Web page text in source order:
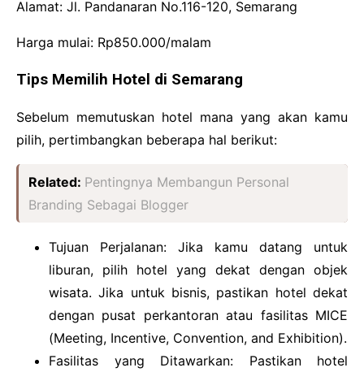
Alamat: Jl. Pandanaran No.116-120, Semarang
Harga mulai: Rp850.000/malam
Tips Memilih Hotel di Semarang
Sebelum memutuskan hotel mana yang akan kamu
pilih, pertimbangkan beberapa hal berikut:
Related: Pentingnya Membangun Personal
Branding Sebagai Blogger
Tujuan Perjalanan: Jika kamu datang untuk
liburan, pilih hotel yang dekat dengan objek
wisata. Jika untuk bisnis, pastikan hotel dekat
dengan pusat perkantoran atau fasilitas MICE
(Meeting, Incentive, Convention, and Exhibition).
Fasilitas yang Ditawarkan: Pastikan hotel